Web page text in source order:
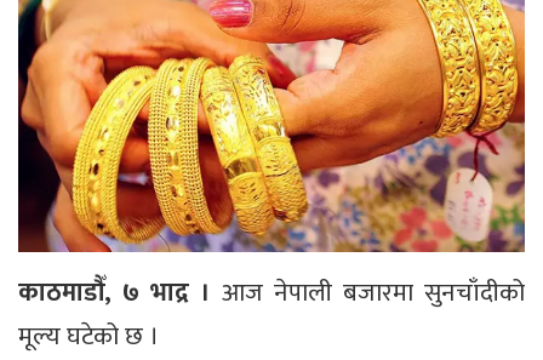
काठमाडौँ, ७ भाद्र । आज नेपाली बजारमा सुनचाँदीको
मूल्य घटेको छ ।